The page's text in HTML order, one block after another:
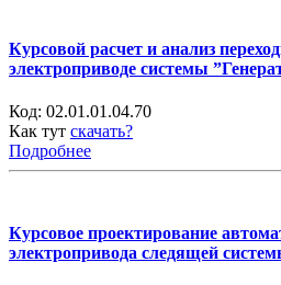
Курсовой расчет и анализ
электроприводе системы
Код: 02.01.01.04.70
Как тут скачать?
Подробнее
Курсовое проектирование
электропривода следящей